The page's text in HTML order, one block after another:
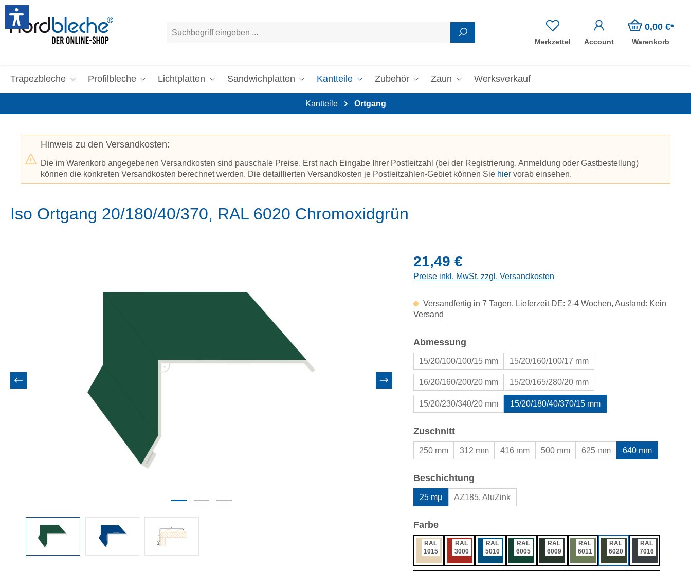
Hauptinhalt springen
Zur Suche springen
Merkzettel Account
0,00 €*
Warenkorb
Trapezbleche Profilbleche Lichtplatten Sandwichplatten Kantteile Zubehör Zaun Werksverkauf
Kantteile Ortgang
Hinweis zu den Versandkosten:
Die im Warenkorb angegebenen Versandkosten sind pauschale Preise. Erst nach Eingabe Ihrer Postleitzahl (bei der Registrierung, Anmeldung oder Gastbestellung)
können die konkreten Versandkosten berechnet werden. Die detaillierten Versandkosten je Postleitzahlen-Gebiet können Sie hier vorab einsehen.
Iso Ortgang 20/180/40/370, RAL 6020 Chromoxidgrün
Regulärer Preis:
21,49 €
Preise inkl. MwSt. zzgl. Versandkosten
Versandfertig in 7 Tagen, Lieferzeit DE: 2-4 Wochen, Ausland: Kein
Versand
Abmessung
15/20/100/100/15 mm 15/20/160/100/17 mm
16/20/160/200/20 mm 15/20/165/280/20 mm
15/20/230/340/20 mm 15/20/180/40/370/15 mm
Zuschnittauswählen
250 mm 312 mm 416 mm 500 mm 625 mm 640 mm
Beschichtung
25 mµ AZ185, AluZink
Farbeauswählen
RAL
1015
RAL
3000
RAL
5010
RAL
6005
RAL
6009
RAL
6011
RAL
6020
RAL
7016